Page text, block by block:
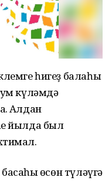
һигеҙ балаһы
күләмдә
Алдан
йылда был
өсөн түләүгә